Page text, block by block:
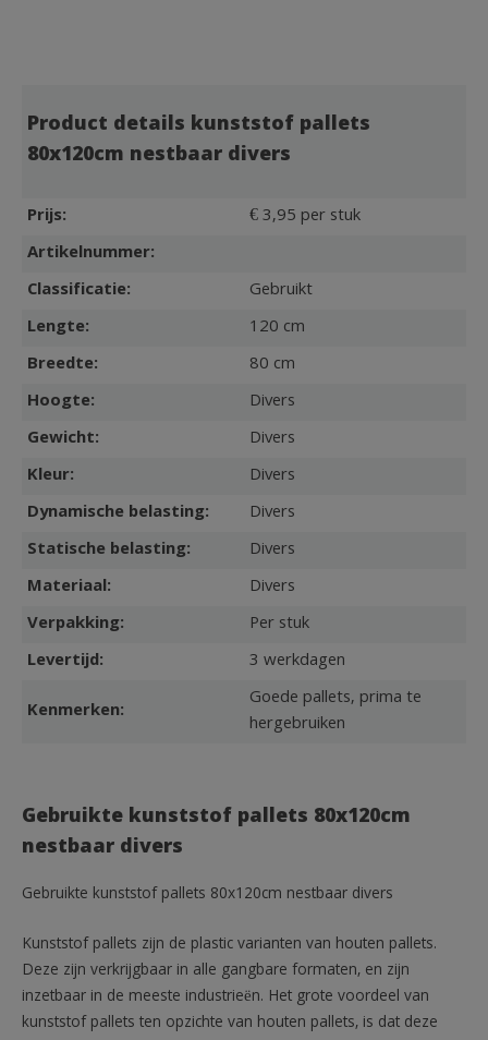
Product details kunststof pallets
80x120cm nestbaar divers
Prijs:
€ 3,95 per stuk
Artikelnummer:
Classificatie:
Gebruikt
Lengte:
120 cm
Breedte:
80 cm
Hoogte:
Divers
Gewicht:
Divers
Kleur:
Divers
Dynamische belasting:
Divers
Statische belasting:
Divers
Materiaal:
Divers
Verpakking:
Per stuk
Levertijd:
3 werkdagen
Kenmerken:
Goede pallets, prima te
hergebruiken
Gebruikte kunststof pallets 80x120cm
nestbaar divers
Gebruikte kunststof pallets 80x120cm nestbaar divers
Kunststof pallets zijn de plastic varianten van houten pallets.
Deze zijn verkrijgbaar in alle gangbare formaten, en zijn
inzetbaar in de meeste industrieën. Het grote voordeel van
kunststof pallets ten opzichte van houten pallets, is dat deze